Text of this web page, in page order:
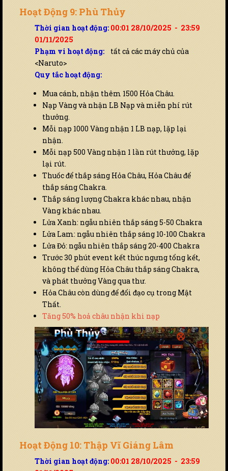
Hoạt Động 9: Phù Thủy
Thời gian hoạt động: 00:01 28/10/2025 - 23:59
01/11/2025
Phạm vi hoạt động: tất cả các máy chủ của
<Naruto>
Quy tắc hoạt động:
Mua cánh, nhận thêm 1500 Hỏa Châu.
Nạp Vàng và nhận LB Nạp và miễn phí rút
thưởng.
Mỗi nạp 1000 Vàng nhận 1 LB nạp, lặp lại
nhận.
Mỗi nạp 500 Vàng nhận 1 lần rút thưởng, lặp
lại rút.
Thuốc để thắp sáng Hỏa Châu, Hỏa Châu để
thắp sáng Chakra.
Thắp sáng lượng Chakra khác nhau, nhận
Vàng khác nhau.
Lửa Xanh: ngẫu nhiên thắp sáng 5-50 Chakra
Lửa Lam: ngẫu nhiên thắp sáng 10-100 Chakra
Lửa Đỏ: ngẫu nhiên thắp sáng 20-400 Chakra
Trước 30 phút event kết thúc ngưng tổng kết,
không thể dùng Hỏa Châu thắp sáng Chakra,
và phát thưởng Vàng qua thư.
Hỏa Châu còn dùng để đổi đạo cụ trong Mật
Thất.
Tăng 50% hoả châu nhận khi nạp
Hoạt Động 10: Thập Vĩ Giáng Lâm
Thời gian hoạt động: 00:01 28/10/2025 - 23:59